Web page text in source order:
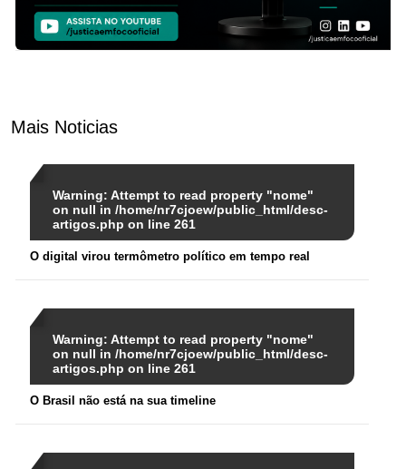
Mais Noticias
Warning: Attempt to read property "nome"
on null in /home/nr7cjoew/public_html/desc-
artigos.php on line 261
O digital virou termômetro político em tempo real
Warning: Attempt to read property "nome"
on null in /home/nr7cjoew/public_html/desc-
artigos.php on line 261
O Brasil não está na sua timeline